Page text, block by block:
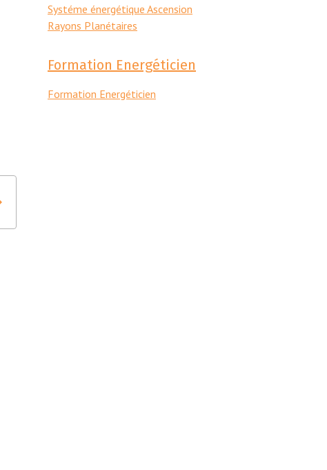
Systéme énergétique Ascension
Rayons Planétaires
Formation Energéticien
Formation Energéticien